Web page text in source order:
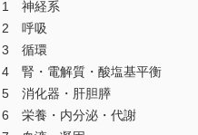
1 神経系
2 呼吸
3 循環
4 腎・電解質・酸塩基平衡
5 消化器・肝胆膵
6 栄養・内分泌・代謝